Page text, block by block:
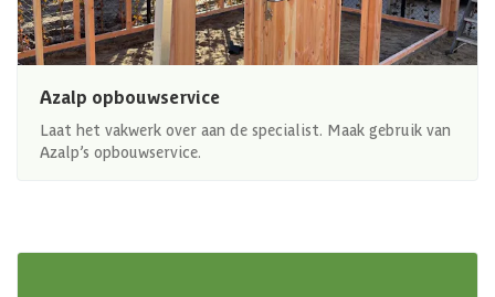
Azalp opbouwservice
Laat het vakwerk over aan de specialist. Maak gebruik van
Azalp’s opbouwservice.